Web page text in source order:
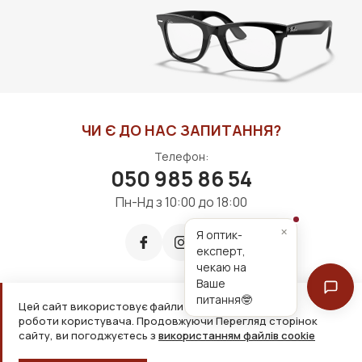
ДО КОШИКА
Цей сайт використовує файли cookie для зручнішої
роботи користувача. Продовжуючи Перегляд сторінок
сайту, ви погоджуєтесь з використанням файлів cookie
ЧИ Є ДО НАС ЗАПИТАННЯ?
Телефон:
050 985 86 54
Пн-Нд з 10:00 до 18:00
2026, ТОВ «Дім оптики» Усі права захищені
Приймаємо до оплати:
Я оптик-
експерт,
чекаю на
Ваше
питання🤓
×